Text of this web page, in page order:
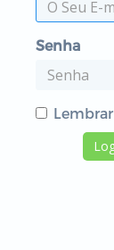
Senha
Lembrar